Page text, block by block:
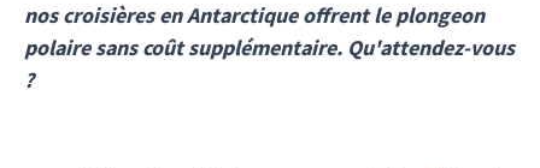
nos croisières en Antarctique offrent le plongeon
polaire sans coût supplémentaire. Qu'attendez-vous
?